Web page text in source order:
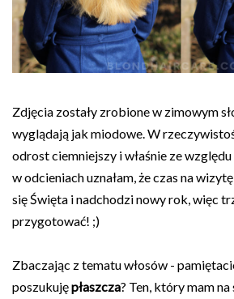
Zdjęcia zostały zrobione w zimowym
wyglądają jak miodowe. W
odrost ciemniejszy i właśnie ze
w odcieniach uznałam, że czas na
się Święta i nadchodzi nowy rok, więc
przygotować! ;)
Zbaczając z tematu włosów -
poszukujępłaszcza? Ten, który mam